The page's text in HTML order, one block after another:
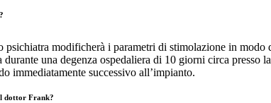
modificherà i parametri di stimolazione in
durante una degenza ospedaliera di 10 giorni circa
immediatamente successivo all’impianto.
dottor Frank?